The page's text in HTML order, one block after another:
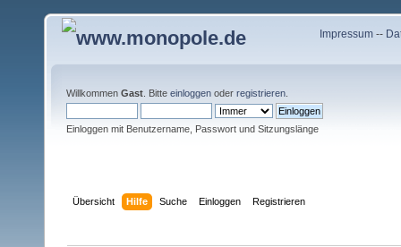
Impressum--
Willkommen Gast . Bitte einloggen oder registrieren
Einloggen mit Benutzername, Passwort und Sitzungslänge
Übersicht Hilfe Suche Einloggen Registrieren